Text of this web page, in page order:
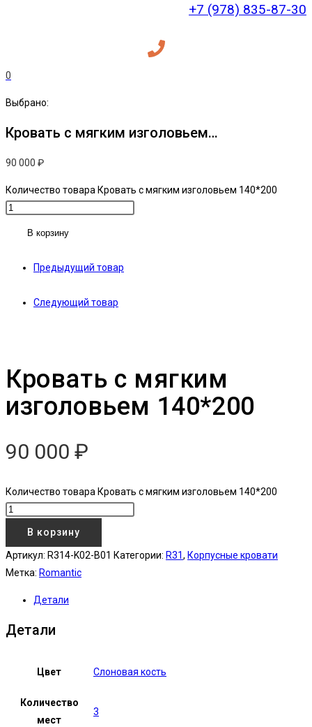
+7 (978) 835-87-30
0
Выбрано:
Кровать с мягким изголовьем…
90 000 ₽
Количество товара Кровать с мягким изголовьем 140*200
В корзину
Предыдущий товар
Следующий товар
Кровать с мягким
изголовьем 140*200
90 000 ₽
Количество товара Кровать с мягким изголовьем 140*200
В корзину
Артикул: R314-K02-B01 Категории: R31, Корпусные кровати
Метка: Romantic
Детали
Детали
Цвет Слоновая кость
Количество
мест
3